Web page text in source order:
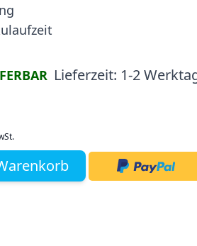
Lieferzeit: 1-2